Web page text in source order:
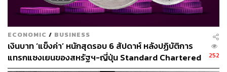
ABOUT THE AUTHOR
THE STANDARD TEAM
กองบรรณาธิการ THE STANDARD
ECONOMIC / BUSINESS
เงินบาท ‘แข็งค่า’ หนักสุดรอบ 6 สัปดาห์ หลังปฏิบัติการ
แทรกแซงเยนของสหรัฐฯ-ญี่ปุ่น Standard Chartered
เปิดเป้าสิ้นปีนี้จ่อแข็งต่อแตะ 32.50 บาทต่อดอลลาร์
252